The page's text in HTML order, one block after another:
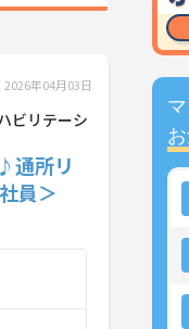
2026年04月03日
ビリテーシ
通所リ
員＞